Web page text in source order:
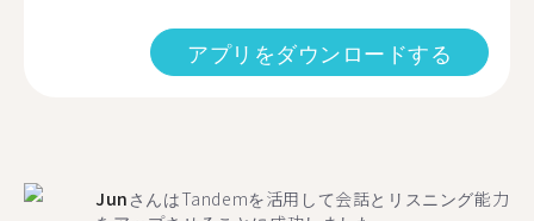
アプリをダウンロードする
Jun さんはTandemを活用して会話とリスニング能力